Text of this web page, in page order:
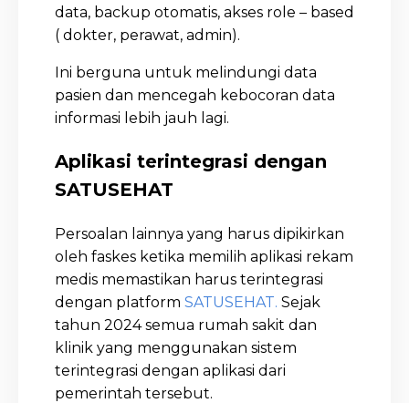
data, backup otomatis, akses role – based
( dokter, perawat, admin).
Ini berguna untuk melindungi data
pasien dan mencegah kebocoran data
informasi lebih jauh lagi.
Aplikasi terintegrasi dengan
SATUSEHAT
Persoalan lainnya yang harus dipikirkan
oleh faskes ketika memilih aplikasi rekam
medis memastikan harus terintegrasi
dengan platform SATUSEHAT. Sejak
tahun 2024 semua rumah sakit dan
klinik yang menggunakan sistem
terintegrasi dengan aplikasi dari
pemerintah tersebut.